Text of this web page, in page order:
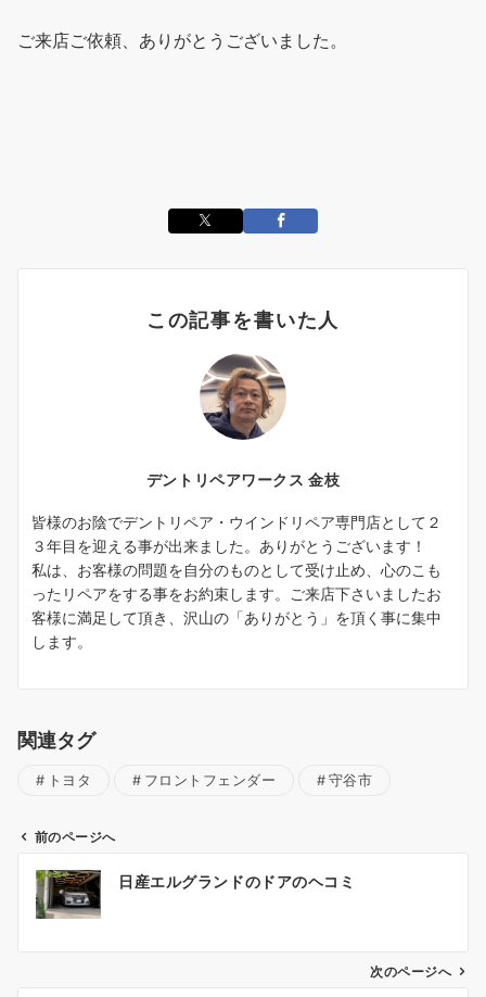
ご来店ご依頼、ありがとうございました。
この記事を書いた人
デントリペアワークス 金枝
皆様のお陰でデントリペア・ウインドリペア専門店として２
３年目を迎える事が出来ました。ありがとうございます！
私は、お客様の問題を自分のものとして受け止め、心のこも
ったリペアをする事をお約束します。ご来店下さいましたお
客様に満足して頂き、沢山の「ありがとう」を頂く事に集中
します。
関連タグ
トヨタ フロントフェンダー 守谷市
前のページへ
日産エルグランドのドアのヘコミ
次のページへ